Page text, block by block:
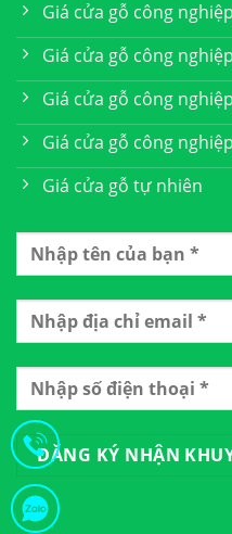
Giá cửa gỗ công
Giá cửa gỗ công
Giá cửa gỗ công
Giá cửa gỗ công
Giá cửa gỗ tự nhiên